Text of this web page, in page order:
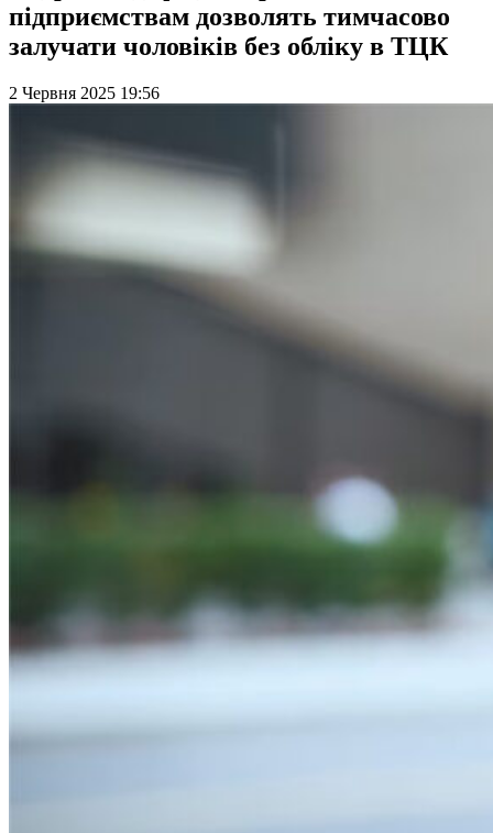
підприємствам дозволять тимчасово
залучати чоловіків без обліку в ТЦК
2 Червня 2025 19:56